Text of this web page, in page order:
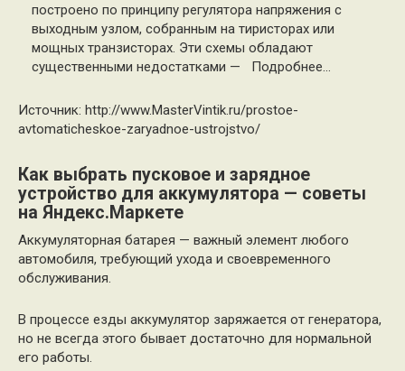
построено по принципу регулятора напряжения с
выходным узлом, собранным на тиристорах или
мощных транзисторах. Эти схемы обладают
существенными недостатками — Подробнее…
Источник: http://www.MasterVintik.ru/prostoe-
avtomaticheskoe-zaryadnoe-ustrojstvo/
Как выбрать пусковое и зарядное
устройство для аккумулятора — советы
на Яндекс.Маркете
Аккумуляторная батарея — важный элемент любого
автомобиля, требующий ухода и своевременного
обслуживания.
В процессе езды аккумулятор заряжается от генератора,
но не всегда этого бывает достаточно для нормальной
его работы.